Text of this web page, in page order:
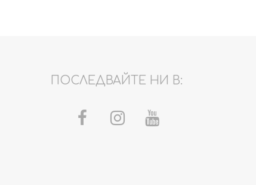
ПОСЛЕДВАЙТЕ НИ В: